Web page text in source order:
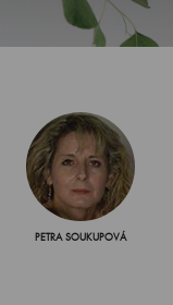
PETRA SOUKUPOVÁ